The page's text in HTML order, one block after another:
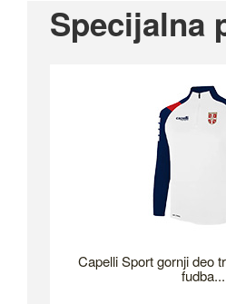
Specijalna
Capelli Sport gornji deo
fudba...